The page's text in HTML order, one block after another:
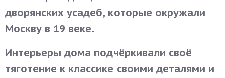
дворянских усадеб, которые окружали
Москву в 19 веке.
Интерьеры дома подчёркивали своё
тяготение к классике своими деталями и